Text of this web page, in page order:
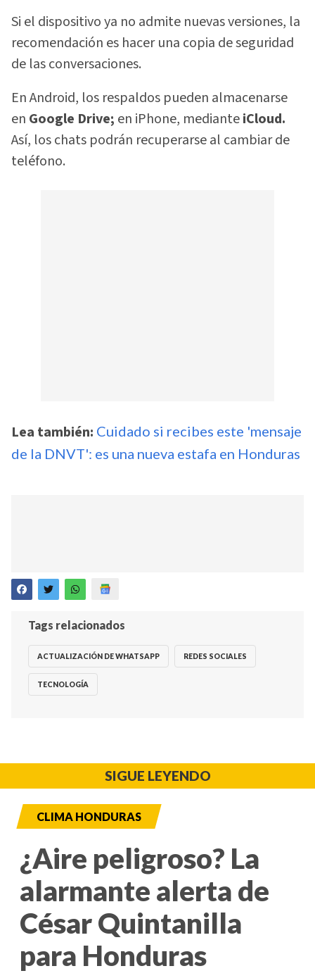
Si el dispositivo ya no admite nuevas versiones, la
recomendación es hacer una copia de seguridad
de las conversaciones.
En Android, los respaldos pueden almacenarse
en Google Drive; en iPhone, medianteiCloud.
Así, los chats podrán recuperarse al cambiar de
teléfono.
Lea también: Cuidado si recibes este 'mensaje
de la DNVT': es una nueva estafa en Honduras
Tags relacionados
ACTUALIZACIÓN DE WHATSAPP REDES SOCIALES
TECNOLOGÍA
SIGUE LEYENDO
CLIMA HONDURAS
¿Aire peligroso? La
alarmante alerta de
César Quintanilla
para Honduras